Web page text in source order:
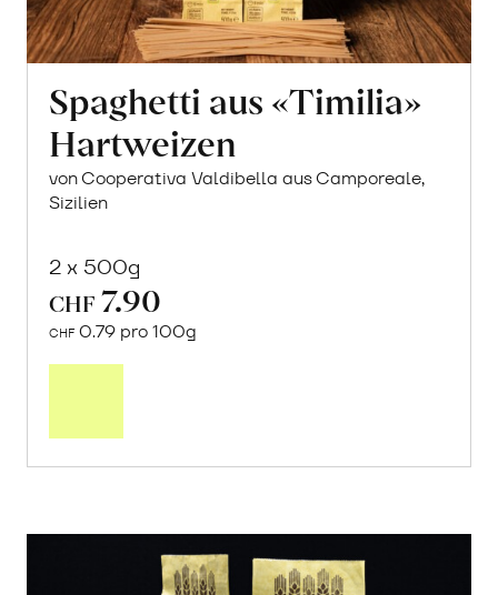
Spaghetti aus «Timilia»
Hartweizen
von Cooperativa Valdibella aus Camporeale,
Sizilien
2 x 500g
CHF 7.90
CHF 0.79 pro 100g